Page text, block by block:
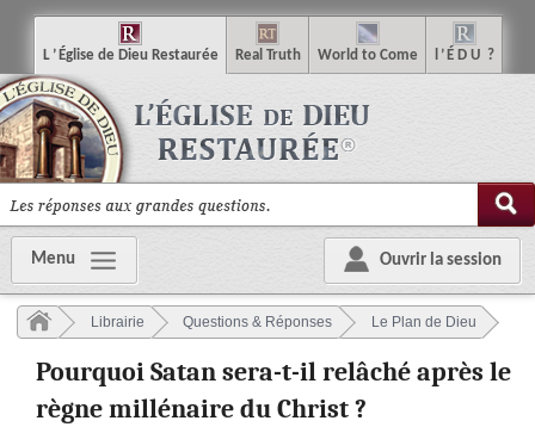
L ’ Église de Dieu Restaurée Real Truth World to Come ’ É D U ?
Ouvrir la session
Menu
Librairie Questions & Réponses Le Plan de Dieu
Pourquoi Satan sera-t-il relâché après le
règne millénaire du Christ ?